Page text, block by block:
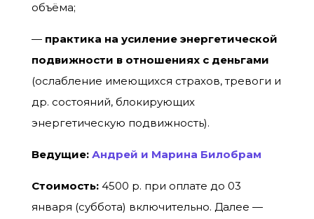
объёма;
— практика на усиление энергетической
подвижности в отношениях с деньгами
(ослабление имеющихся страхов, тревоги и
др. состояний, блокирующих
энергетическую подвижность).
Ведущие: Андрей и Марина Билобрам
Стоимость:4500 р. при оплате до 03
января (суббота) включительно. Далее —